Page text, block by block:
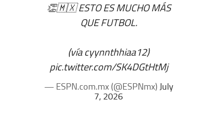
👏🇲🇽 ESTO ES MUCHO MÁS
QUE FUTBOL.
(vía cyynnthhiaa12)
pic.twitter.com/SK4DGtHtMj
— ESPN.com.mx (@ESPNmx) July
7, 2026